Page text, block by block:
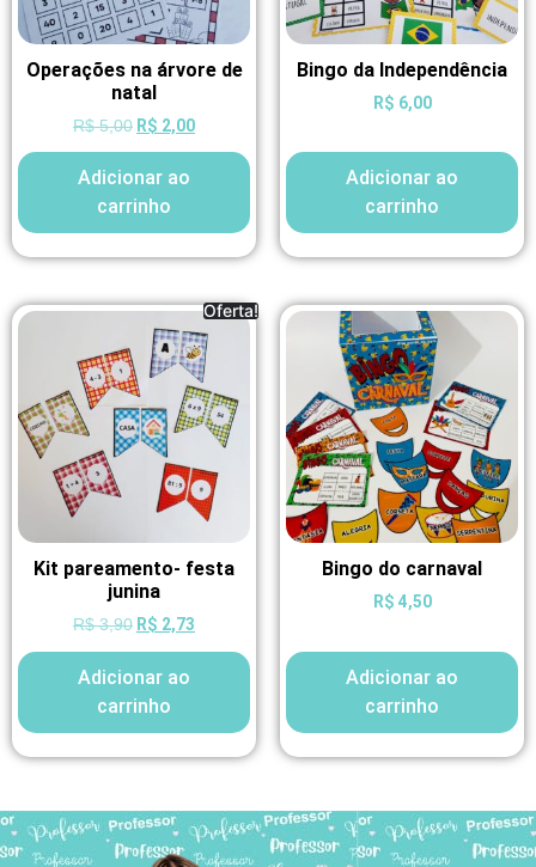
Operações na árvore de
natal
R$5,00 R$ 2,00
Adicionar ao
carrinho
Bingo da Independência
R$ 6,00
Adicionar ao
carrinho
Oferta!
Kit pareamento- festa
junina
R$3,90 R$ 2,73
Adicionar ao
carrinho
Bingo do carnaval
R$ 4,50
Adicionar ao
carrinho